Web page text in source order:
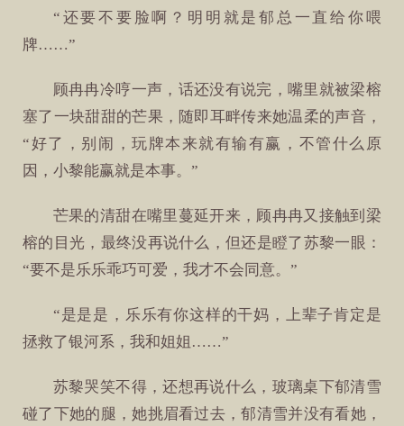
“还要不要脸啊？明明就是郁总一直给你喂
牌……”
顾冉冉冷哼一声，话还没有说完，嘴里就被梁榕
塞了一块甜甜的芒果，随即耳畔传来她温柔的声音，
“好了，别闹，玩牌本来就有输有赢，不管什么原
因，小黎能赢就是本事。”
芒果的清甜在嘴里蔓延开来，顾冉冉又接触到梁
榕的目光，最终没再说什么，但还是瞪了苏黎一眼：
“要不是乐乐乖巧可爱，我才不会同意。”
“是是是，乐乐有你这样的干妈，上辈子肯定是
拯救了银河系，我和姐姐……”
苏黎哭笑不得，还想再说什么，玻璃桌下郁清雪
碰了下她的腿，她挑眉看过去，郁清雪并没有看她，